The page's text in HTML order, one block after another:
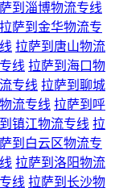
到淄博物流专线
拉萨到金华物流专
拉萨到唐山物流
线 拉萨到海口物
专线 拉萨到聊城
流专线 拉萨到呼
镇江物流专线 拉
到白云区物流专
拉萨到洛阳物流
线 拉萨到长沙物